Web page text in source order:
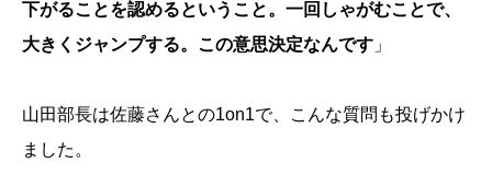
下がることを認めるということ。一回しゃがむことで、
大きくジャンプする。この意思決定なんです 」
山田部長は佐藤さんとの1on1で、こんな質問も投げかけ
ました。